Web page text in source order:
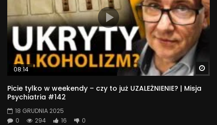
08:14
Picie tylko w weekendy – czy to już UZALEŻNIENIE? | Misja
Psychiatria #142
18 GRUDNIA 2025
0
294 16 0